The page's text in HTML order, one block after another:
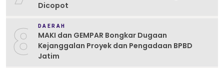
Dicopot
8 DAERAH
MAKI dan GEMPAR Bongkar Dugaan
Kejanggalan Proyek dan Pengadaan BPBD
Jatim